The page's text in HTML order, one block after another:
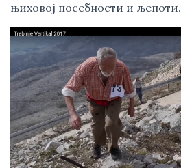
њиховој посебности и љепоти.